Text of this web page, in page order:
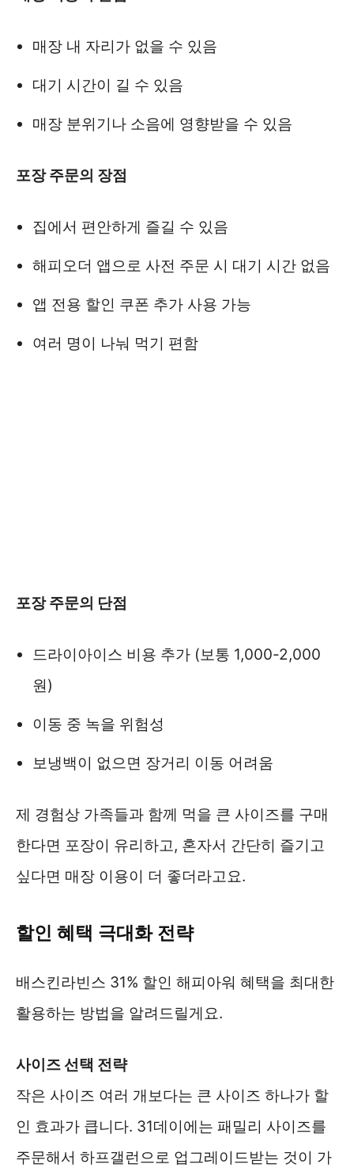
매장 내 자리가 없을 수 있음
대기 시간이 길 수 있음
매장 분위기나 소음에 영향받을 수 있음
포장 주문의 장점
집에서 편안하게 즐길 수 있음
해피오더 앱으로 사전 주문 시 대기 시간 없음
앱 전용 할인 쿠폰 추가 사용 가능
여러 명이 나눠 먹기 편함
포장 주문의 단점
드라이아이스 비용 추가 (보통 1,000-2,000
원)
이동 중 녹을 위험성
보냉백이 없으면 장거리 이동 어려움
제 경험상 가족들과 함께 먹을 큰 사이즈를 구매
한다면 포장이 유리하고, 혼자서 간단히 즐기고
싶다면 매장 이용이 더 좋더라고요.
할인 혜택 극대화 전략
배스킨라빈스 31% 할인 해피아워 혜택을 최대한
활용하는 방법을 알려드릴게요.
사이즈 선택 전략
작은 사이즈 여러 개보다는 큰 사이즈 하나가 할
인 효과가 큽니다. 31데이에는 패밀리 사이즈를
주문해서 하프갤런으로 업그레이드받는 것이 가